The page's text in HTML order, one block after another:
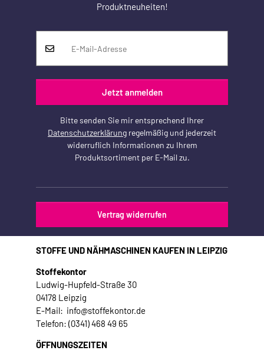
Produktneuheiten!
Jetzt anmelden
Bitte senden Sie mir entsprechend Ihrer
Datenschutzerklärung regelmäßig und jederzeit
widerruflich Informationen zu Ihrem
Produktsortiment per E-Mail zu.
Vertrag widerrufen
STOFFE UND NÄHMASCHINEN KAUFEN IN LEIPZIG
Stoffekontor
Ludwig-Hupfeld-Straße 30
04178 Leipzig
E-Mail: info@stoffekontor.de
Telefon: (0341) 468 49 65
ÖFFNUNGSZEITEN